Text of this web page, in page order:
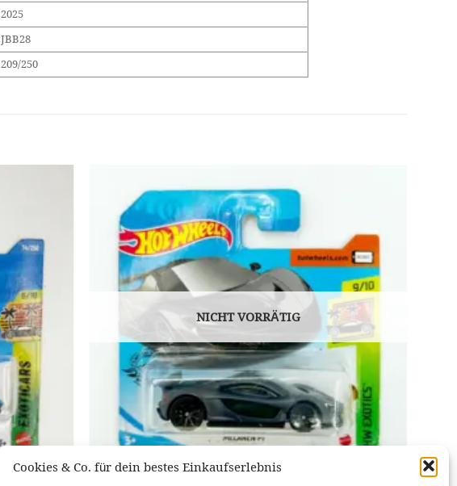
Cookies & Co. für dein bestes Einkaufserlebnis
2025
JBB28
209/250
NICHT VORRÄTIG